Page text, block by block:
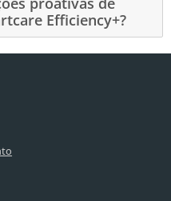
Efficiency+?